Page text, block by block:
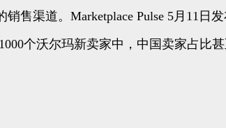
售渠道。Marketplace Pulse 5月11日
个沃尔玛新卖家中，中国卖家占比甚